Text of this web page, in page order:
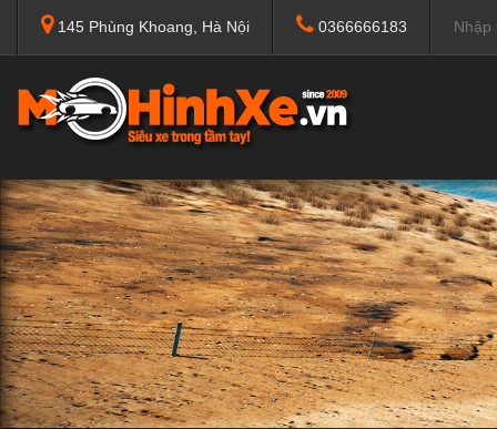
145 Phùng Khoang, Hà Nội 0366666183